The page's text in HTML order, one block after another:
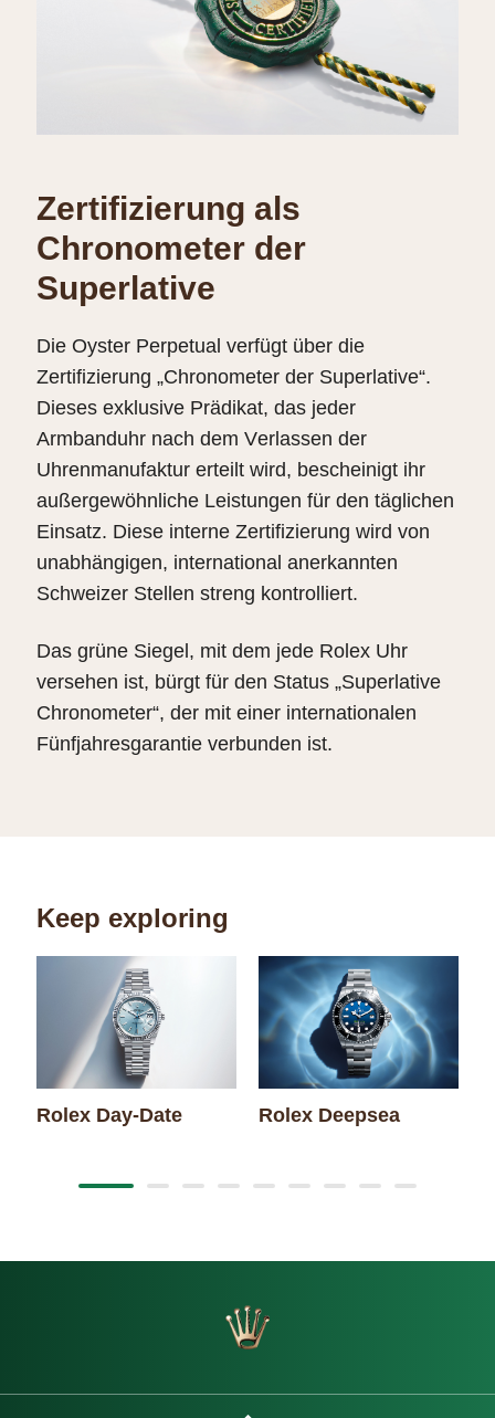
Zertifizierung als
Chronometer der
Superlative
Die Oyster Perpetual verfügt über die
Zertifizierung „Chronometer der Superlative“.
Dieses exklusive Prädikat, das jeder
Armbanduhr nach dem Verlassen der
Uhrenmanufaktur erteilt wird, bescheinigt ihr
außergewöhnliche Leistungen für den täglichen
Einsatz. Diese interne Zertifizierung wird von
unabhängigen, international anerkannten
Schweizer Stellen streng kontrolliert.
Das grüne Siegel, mit dem jede Rolex Uhr
versehen ist, bürgt für den Status „Superlative
Chronometer“, der mit einer internationalen
Fünfjahresgarantie verbunden ist.
Keep exploring
Rolex Day-Date Rolex Deepsea